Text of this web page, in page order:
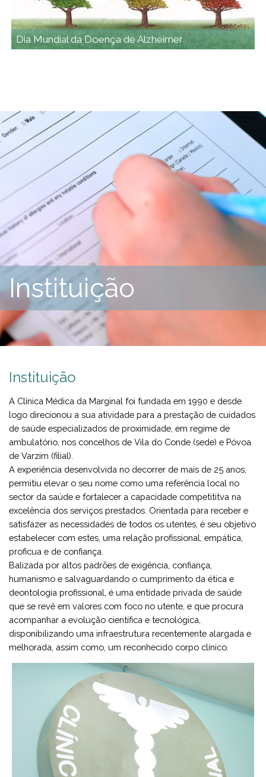
Dia Mundial da Doença de Alzheimer
Instituição
Instituição
A Clínica Médica da Marginal foi fundada em 1990 e desde
logo direcionou a sua atividade para a prestação de cuidados
de saúde especializados de proximidade, em regime de
ambulatório, nos concelhos de Vila do Conde (sede) e Póvoa
de Varzim (filial).
A experiência desenvolvida no decorrer de mais de 25 anos,
permitiu elevar o seu nome como uma referência local no
sector da saúde e fortalecer a capacidade competititva na
excelência dos serviços prestados. Orientada para receber e
satisfazer as necessidades de todos os utentes, é seu objetivo
estabelecer com estes, uma relação profissional, empática,
proficua e de confiança.
Balizada por altos padrões de exigência, confiança,
humanismo e salvaguardando o cumprimento da ética e
deontologia profissional, é uma entidade privada de saúde
que se revê em valores com foco no utente, e que procura
acompanhar a evolução científica e tecnológica,
disponibilizando uma infraestrutura recentemente alargada e
melhorada, assim como, um reconhecido corpo clínico.